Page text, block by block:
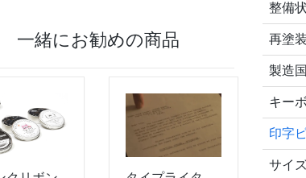
一緒にお勧めの商品
整備
再塗
製造国
キー
印字
サイ